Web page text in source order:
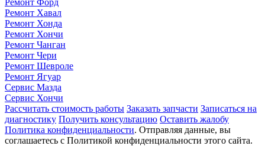
Ремонт Форд
Ремонт Хавал
Ремонт Хонда
Ремонт Хончи
Ремонт Чанган
Ремонт Чери
Ремонт Шевроле
Ремонт Ягуар
Сервис Мазда
Сервис Хончи
Рассчитать стоимость работы Заказать запчасти Записаться на
диагностику Получить консультацию Оставить жалобу
Политика конфиденциальности. Отправляя данные, вы
соглашаетесь с Политикой конфиденциальности этого сайта.